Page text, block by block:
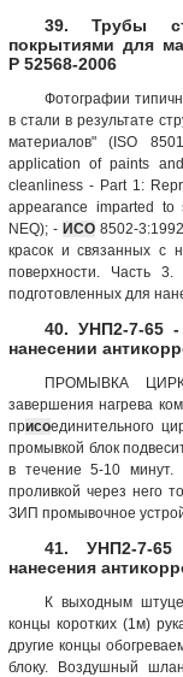
39. Трубы
покрытиями для
Р 52568-2006
Фотографии
в стали в результате
материалов" (ISO
application of paints
cleanliness - Part 1:
appearance imparted to
NEQ); - ИСО8502-
красок и связанных с
поверхности. Часть 3.
подготовленных для
40. УНП2-7-65
нанесении
ПРОМЫВКА
завершения нагрева
присоединительного
промывкой блок
в течение 5-10 минут.
проливкой через него
ЗИП промывочное
41. УНП2-7-
нанесения
К выходным
концы коротких (1м)
другие концы
блоку. Воздушный